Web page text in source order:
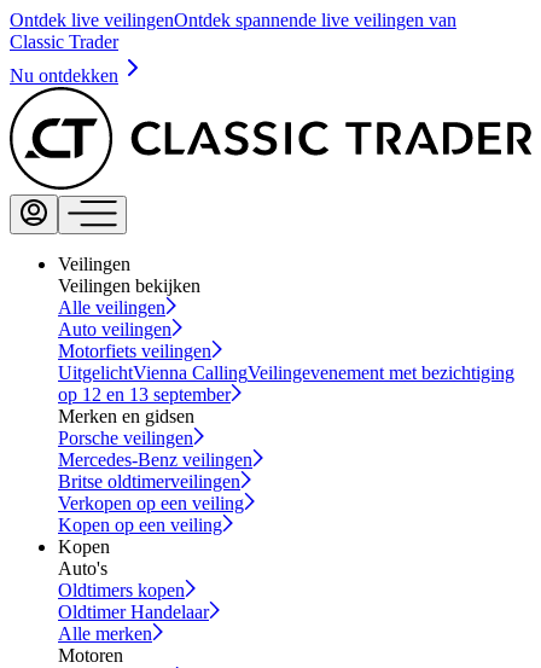
Ontdek live veilingenOntdek spannende live veilingen van
Classic Trader
Nu ontdekken
Veilingen
Veilingen bekijken
Alle veilingen
Auto veilingen
Motorfiets veilingen
UitgelichtVienna CallingVeilingevenement met bezichtiging
op 12 en 13 september
Merken en gidsen
Porsche veilingen
Mercedes-Benz veilingen
Britse oldtimerveilingen
Verkopen op een veiling
Kopen op een veiling
Kopen
Auto's
Oldtimers kopen
Oldtimer Handelaar
Alle merken
Motoren